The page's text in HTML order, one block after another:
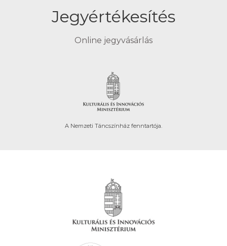
Jegyértékesítés
Online jegyvásárlás
A Nemzeti Táncszínház fenntartója.